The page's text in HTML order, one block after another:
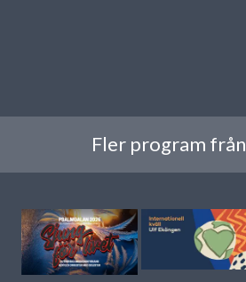
Fler program från